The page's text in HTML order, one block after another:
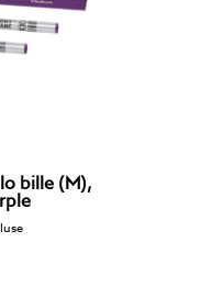
bille (M),